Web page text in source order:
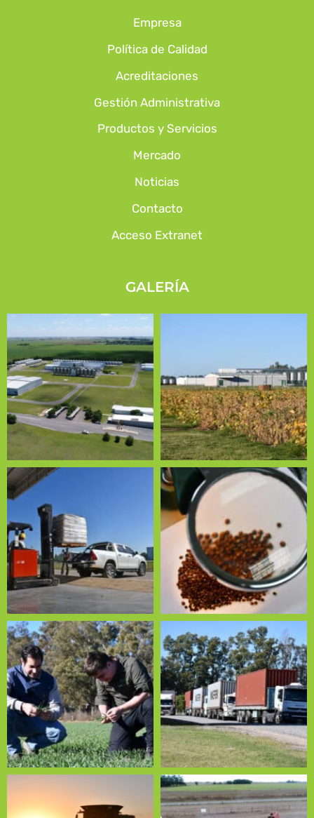
Empresa
Política de Calidad
Acreditaciones
Gestión Administrativa
Productos y Servicios
Mercado
Noticias
Contacto
Acceso Extranet
GALERÍA